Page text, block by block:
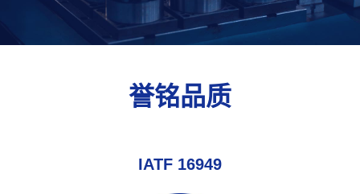
誉铭品质
IATF 16949